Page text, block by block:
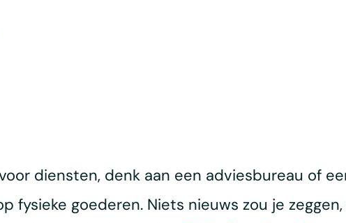
diensten, denk aan een adviesbureau of
fysieke goederen. Niets nieuws zou je